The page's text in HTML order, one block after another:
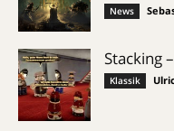
News
Stacking
Klassik